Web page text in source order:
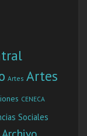
Artes Artes
CENECA
Sociales